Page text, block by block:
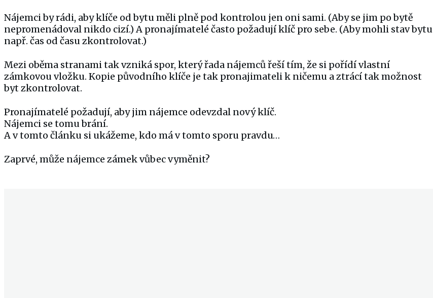
Nájemci by rádi, aby klíče od bytu měli plně pod kontrolou jen oni sami. (Aby se jim po bytě
nepromenádoval nikdo cizí.) A pronajímatelé často požadují klíč pro sebe. (Aby mohli stav bytu
např. čas od času zkontrolovat.)
Mezi oběma stranami tak vzniká spor, který řada nájemců řeší tím, že si pořídí vlastní
zámkovou vložku. Kopie původního klíče je tak pronajimateli k ničemu a ztrácí tak možnost
byt zkontrolovat.
Pronajímatelé požadují, aby jim nájemce odevzdal nový klíč.
Nájemci se tomu brání.
A v tomto článku si ukážeme, kdo má v tomto sporu pravdu…
Zaprvé, může nájemce zámek vůbec vyměnit?